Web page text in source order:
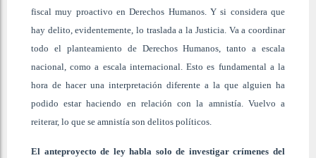
fiscal muy proactivo en Derechos Humanos. Y si considera que
hay delito, evidentemente, lo traslada a la Justicia. Va a coordinar
todo el planteamiento de Derechos Humanos, tanto a escala
nacional, como a escala internacional. Esto es fundamental a la
hora de hacer una interpretación diferente a la que alguien ha
podido estar haciendo en relación con la amnistía. Vuelvo a
reiterar, lo que se amnistía son delitos políticos.
El anteproyecto de ley habla solo de investigar crímenes del